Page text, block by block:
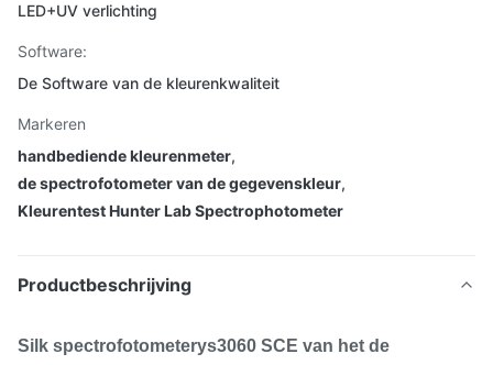
LED+UV verlichting
Software:
De Software van de kleurenkwaliteit
Markeren
handbediende kleurenmeter,
de spectrofotometer van de gegevenskleur,
Kleurentest Hunter Lab Spectrophotometer
Productbeschrijving
Silk spectrofotometerys3060 SCE van het de